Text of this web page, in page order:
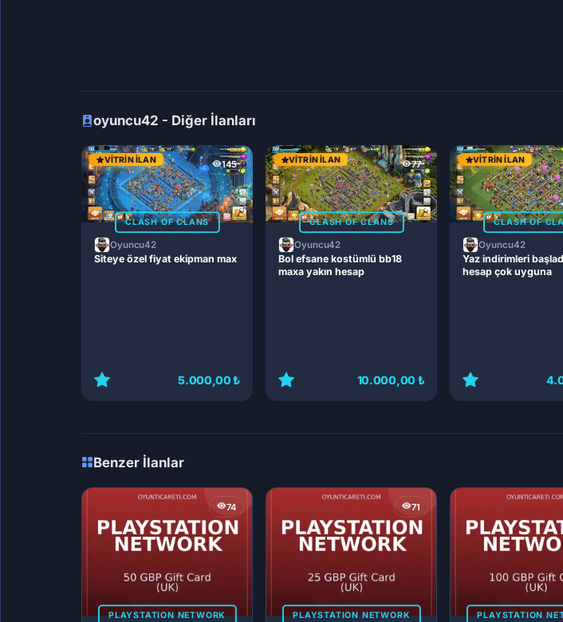
oyuncu42 - Diğer İlanları
145
VITRIN İLAN
CLASH OF CLANS
Oyuncu42
Siteye özel fiyat ekipman max
5.000,00 ₺
77
VITRIN İLAN
CLASH OF CLANS
Oyuncu42
Bol efsane kostümlü bb18
maxa yakın hesap
10.000,00 ₺
VITRIN İLAN
CLASH OF
Oyuncu42
Yaz indirimleri
hesap çok uyguna
Benzer İlanlar
74
PLAYSTATION NETWORK
71
PLAYSTATION NETWORK PLAYSTATION